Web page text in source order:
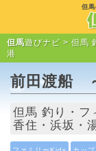
但
但馬遊びナビ > 但馬
港
前田渡船
但馬 釣り・フ
香住・浜坂・